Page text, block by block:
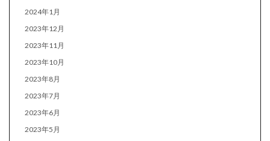
2024年1月
2023年12月
2023年11月
2023年10月
2023年8月
2023年7月
2023年6月
2023年5月